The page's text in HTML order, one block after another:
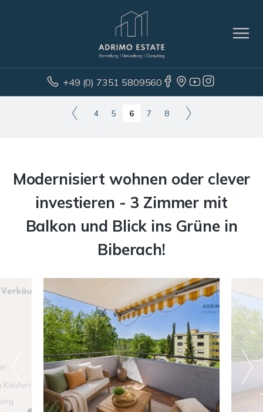
+49 (0) 7351 5809560
4 5 6 7 8
Modernisiert wohnen oder clever
investieren - 3 Zimmer mit
Balkon und Blick ins Grüne in
Biberach!